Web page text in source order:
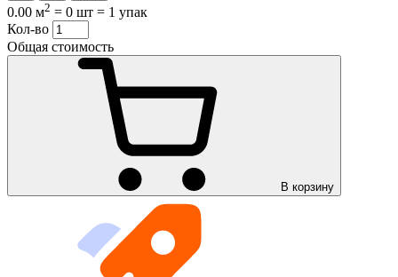
0.00 м2 = 0 шт = 1 упак
Кол-во
Общая стоимость
В корзину